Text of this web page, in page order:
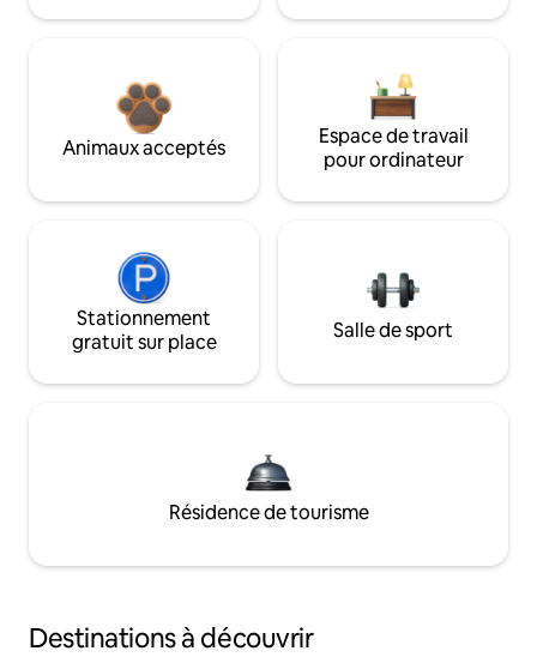
Animaux acceptés
Espace de travail
pour ordinateur
Stationnement
gratuit sur place
Salle de sport
Résidence de tourisme
Destinations à découvrir